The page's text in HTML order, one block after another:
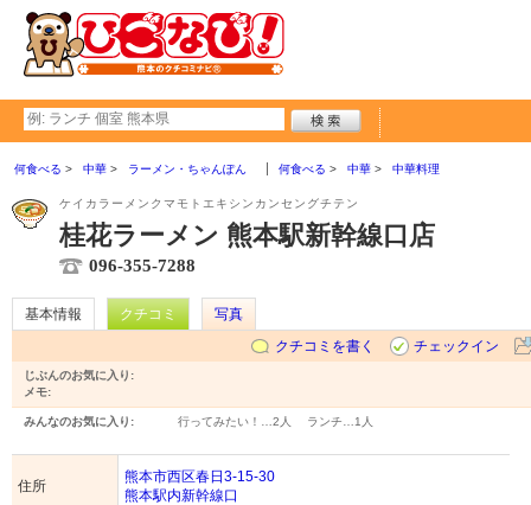
何食べる 中華 ラーメン・ちゃんぽん 何食べる 中華 中華料理
ケイカラーメンクマモトエキシンカンセングチテン
桂花ラーメン 熊本駅新幹線口店
096-355-7288
基本情報 クチコミ
写真
クチコミを書く
チェックイン
じぶんのお気に入り:
メモ:
みんなのお気に入り: 行ってみたい！… 2人 ランチ… 1人
住所
熊本市西区春日3-15-30
熊本駅内新幹線口